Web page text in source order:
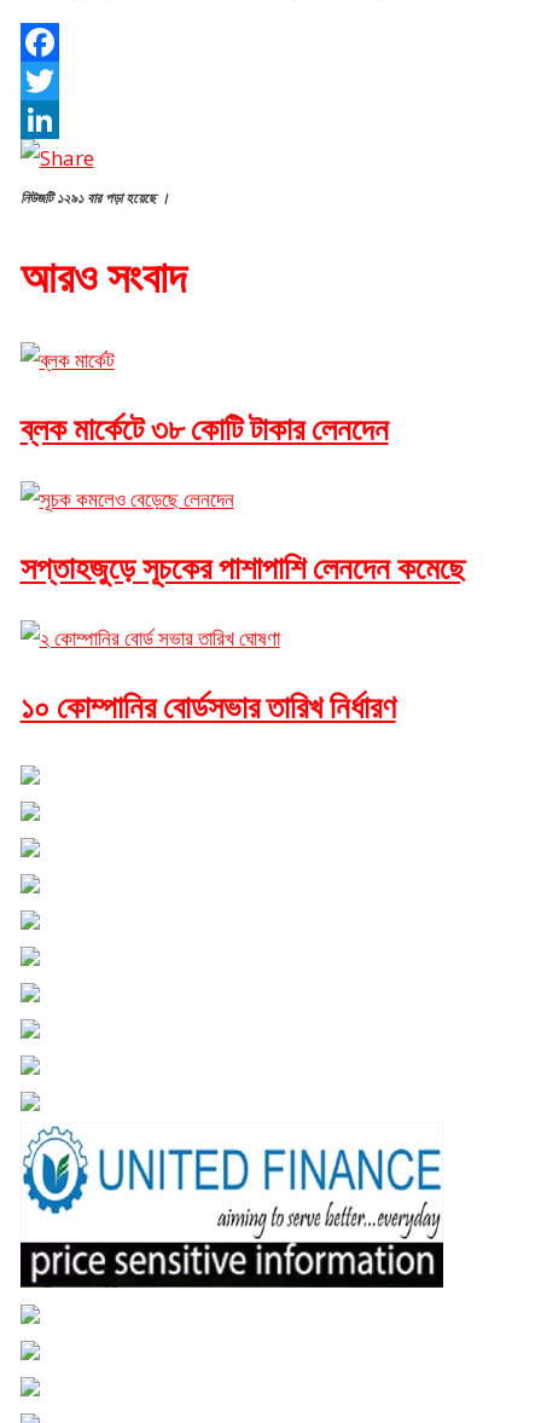
Facebook
Twitter
LinkedIn
নিউজটি ১২৯১ বার পড়া হয়েছে ।
আরও সংবাদ
ব্লক মার্কেটে ৩৮ কোটি টাকার লেনদেন
সপ্তাহজুড়ে সূচকের পাশাপাশি লেনদেন কমেছে
১০ কোম্পানির বোর্ডসভার তারিখ নির্ধারণ